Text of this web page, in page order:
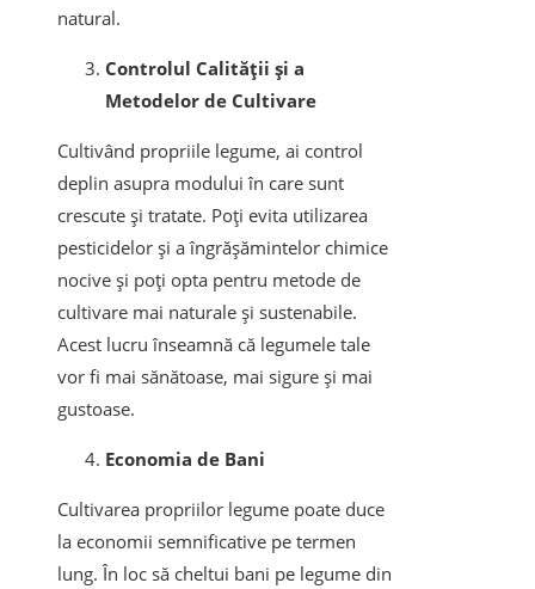
natural.
Controlul Calității și a
Metodelor de Cultivare
Cultivând propriile legume, ai control
deplin asupra modului în care sunt
crescute și tratate. Poți evita utilizarea
pesticidelor și a îngrășămintelor chimice
nocive și poți opta pentru metode de
cultivare mai naturale și sustenabile.
Acest lucru înseamnă că legumele tale
vor fi mai sănătoase, mai sigure și mai
gustoase.
Economia de Bani
Cultivarea propriilor legume poate duce
la economii semnificative pe termen
lung. În loc să cheltui bani pe legume din